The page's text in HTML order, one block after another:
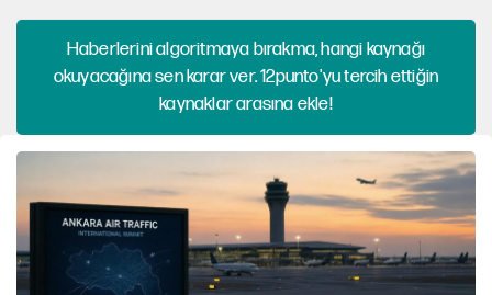
Haberlerini algoritmaya bırakma, hangi kaynağı
okuyacağına sen karar ver. 12punto'yu tercih ettiğin
kaynaklar arasına ekle!